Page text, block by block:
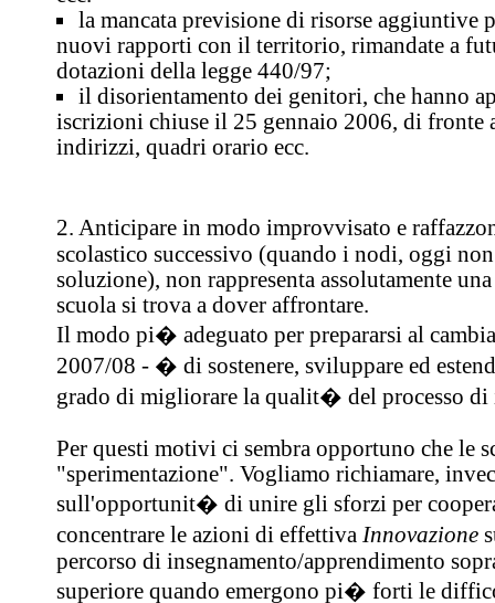
la mancata previsione di risorse aggiuntive
nuovi rapporti con il territorio, rimandate a
dotazioni della legge 440/97;
il disorientamento dei genitori, che hanno
iscrizioni chiuse il 25 gennaio 2006, di fronte
indirizzi, quadri orario ecc.
2. Anticipare in modo improvvisato e
scolastico successivo (quando i nodi, oggi
soluzione), non rappresenta assolutamente
scuola si trova a dover affrontare.
Il modo pi� adeguato per prepararsi al
2007/08 - � di sostenere, sviluppare ed
grado di migliorare la qualit� del processo di
Per questi motivi ci sembra opportuno che le
"sperimentazione". Vogliamo richiamare,
sull'opportunit� di unire gli sforzi per
concentrare le azioni di effettiva Innovazione
percorso di insegnamento/apprendimento
superiore quando emergono pi� forti le